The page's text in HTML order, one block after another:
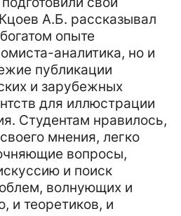
А.Б. рассказывал
опыте
аналитика, но и
публикации
и зарубежных
для иллюстрации
Студентам нравилось,
мнения, легко
вопросы,
и поиск
волнующих и
и теоретиков, и